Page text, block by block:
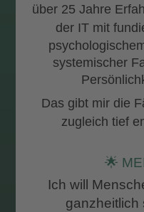
über 25 Jahre
der ITmit
systemischer
Das gibt mir die
zugleich tief
🌟
Ich will
ganzheitlich